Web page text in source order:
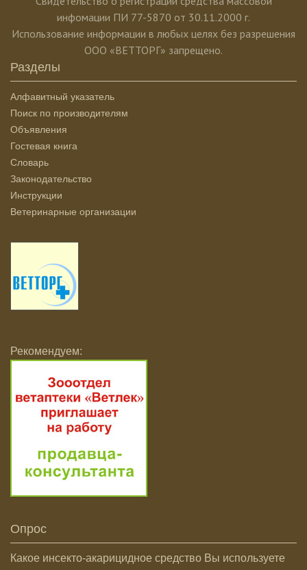
инфомации ПИ 77-5870 от 30.11.2000 г.
Использование информации в любых целях без разрешения
ООО «ВЕТТОРГ» запрещено.
Разделы
Алфавитный указатель
Поиск по производителям
Объявления
Гостевая книга
Словарь
Законодательство
Инструкции
Ветеринарные организации
Рекомендуем:
Опрос
Какое инсекто-акарицидное средство Вы используете